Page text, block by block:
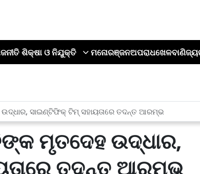
ଶିକ୍ଷା ଓ ନିଯୁକ୍ତି ମନୋରଞ୍ଜନଅପରାଧଖେଳବାଣିଜ୍ୟ
ସାଇଣ୍ଟିଫିକ୍ ଟିମ୍ ସହାୟତାରେ ତଦନ୍ତ ଆରମ୍ଭ
ମୃତଦେହ ଉଦ୍ଧାର,
ତଦନ୍ତ ଆରମ୍ଭ